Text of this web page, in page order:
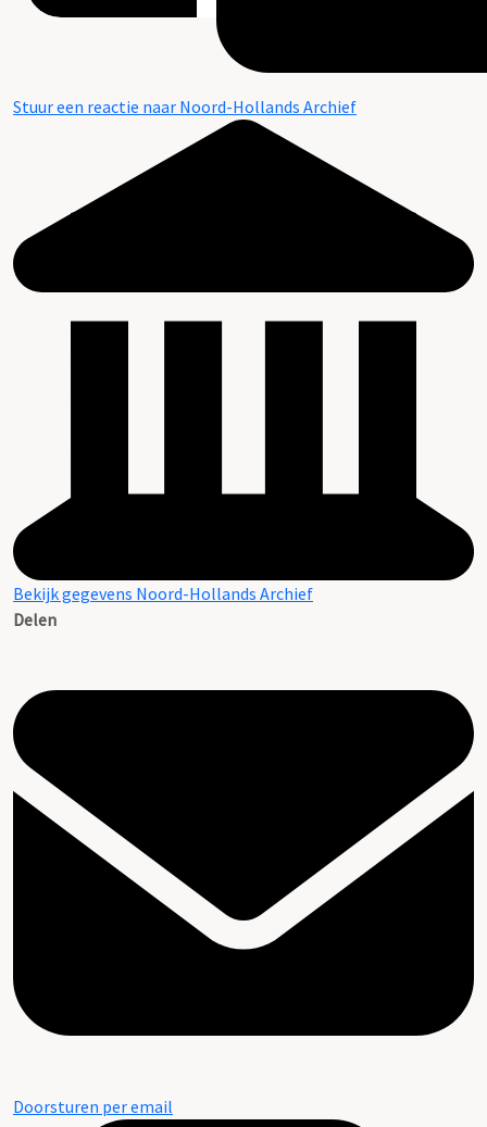
Stuur een reactie naar Noord-Hollands Archief
Bekijk gegevens Noord-Hollands Archief
Delen
Doorsturen per email